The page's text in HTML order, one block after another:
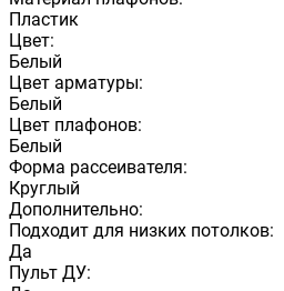
Пластик
Цвет:
Белый
Цвет арматуры:
Белый
Цвет плафонов:
Белый
Форма рассеивателя:
Круглый
Дополнительно:
Подходит для низких потолков:
Да
Пульт ДУ: